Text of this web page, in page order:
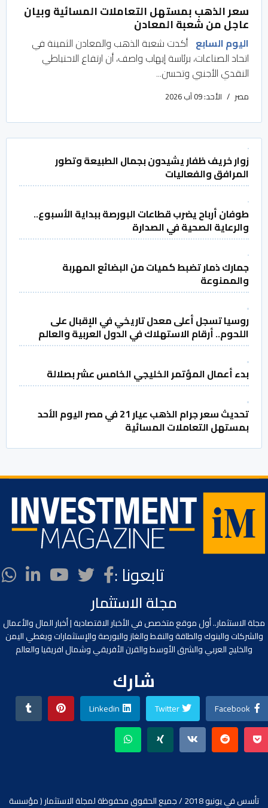
سعر الذهب بمستهل التعاملات المسائية وبيان
عاجل من شعبة المعادن
اليوم السابع أكدت شعبة الذهب والمعادن الثمينة في
اتحاد الصناعات، برئاسة إيهاب واصف، أن ارتفاع الاحتياطي
النقدي الأجنبي وتحسن...
مصر الأحد: 09 آب 2026
زوار خريف ظفار يشيدون بجمال الطبيعة وتطور
المرافق والفعاليات
طوفان أرباح يضرب قطاعات البورصة ببداية الأسبوع..
والرعاية الصحية في الصدارة
جمارك ذمار تضبط كميات من البضائع المهربة
والممنوعة
روسيا تسجل أعلى معدل تاريخي في الإقبال على
اللحوم.. أرقام الاستهلاك في الدول العربية والعالم
بدء أعمال المؤتمر الخليجي الخامس عشر بصلالة
تحديث سعر جرام الذهب عيار 21 في مصر اليوم الأحد
بمستهل التعاملات المسائية
تابعونا :
مجلة الاستثمار
مجلة الاستثمار.. أول موقع متخصص في الأخبار الاقتصادية | أخبار المال والأعمال
والشركات والبنوك والطاقة والنفط والغاز والبورصة والإستثمارات ويغطي اليمن
والخليج العربي والشرق الأوسط والقرن الأفريقي وشمال افريقيا والعالم
شارك
Facebook
Twitter
Linkedin
تأسس في يونيو 2018 / جميع الحقوق محفوظة لمجلة الاستثمار ( مؤسسة